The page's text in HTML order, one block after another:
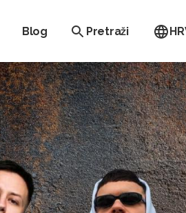
Blog Pretraži